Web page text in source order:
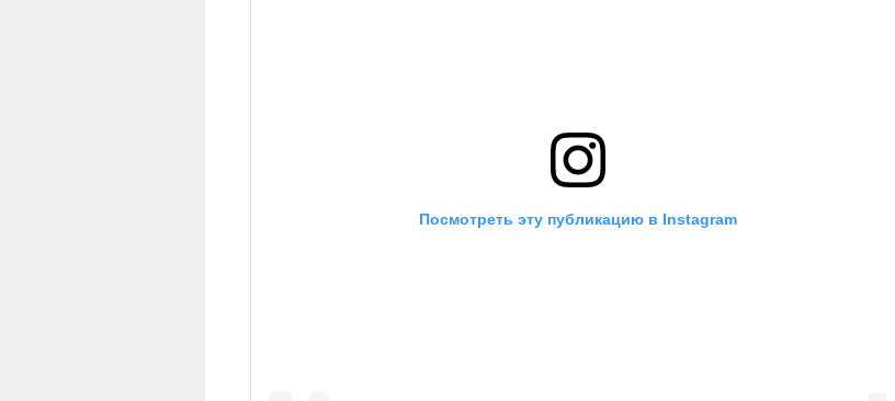
Посмотреть эту публикацию в Instagram